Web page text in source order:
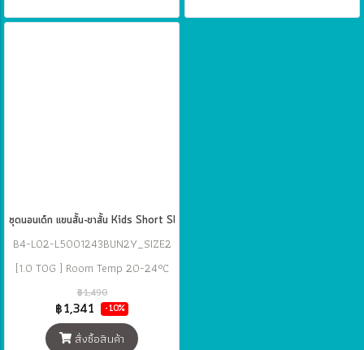
ชุดนอนเด็ก แขนสั้น-ขาสั้น Kids Short Sleeve Pyjama Set Cotton 1.0 TOG -
B4-L02-L5001243BUN2Y_SIZE2
[1.0 TOG ] Room Temp 20-24°C
฿1,490
฿1,341 -10%
สั่งซื้อสินค้า